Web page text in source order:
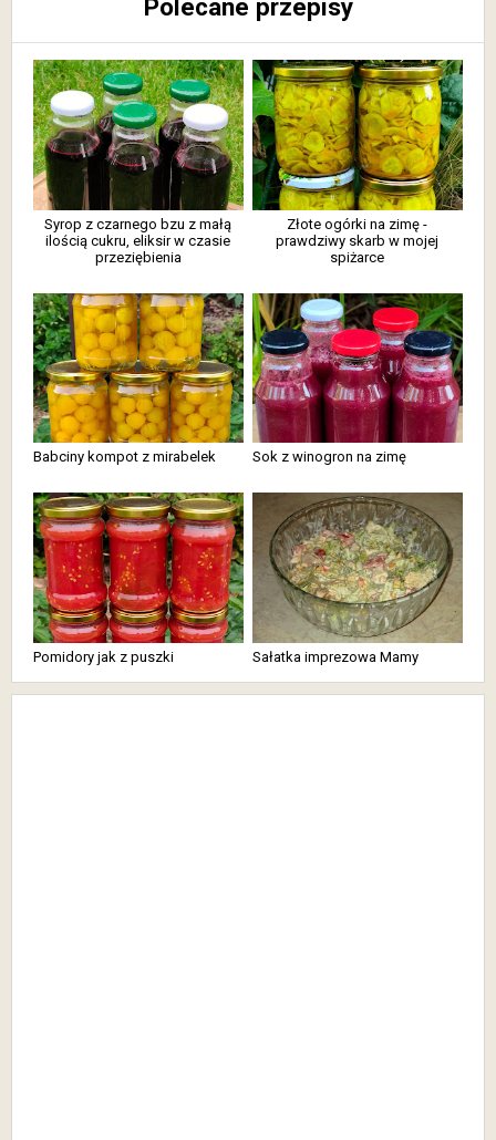
Polecane przepisy
Syrop z czarnego bzu z małą
ilością cukru, eliksir w czasie
przeziębienia
Złote ogórki na zimę -
prawdziwy skarb w mojej
spiżarce
Babciny kompot z mirabelek Sok z winogron na zimę
Pomidory jak z puszki Sałatka imprezowa Mamy